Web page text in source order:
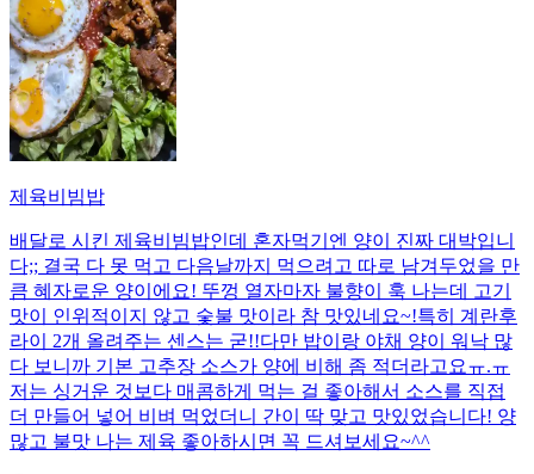
제육비빔밥
배달로 시킨 제육비빔밥인데 혼자먹기엔 양이 진짜 대박입니
다;; 결국 다 못 먹고 다음날까지 먹으려고 따로 남겨두었을 만
큼 혜자로운 양이에요! 뚜껑 열자마자 불향이 훅 나는데 고기
맛이 인위적이지 않고 숯불 맛이라 참 맛있네요~!특히 계란후
라이 2개 올려주는 센스는 굳!! ​다만 밥이랑 야채 양이 워낙 많
다 보니까 기본 고추장 소스가 양에 비해 좀 적더라고요ㅠ.ㅠ
저는 싱거운 것보다 매콤하게 먹는 걸 좋아해서 소스를 직접
더 만들어 넣어 비벼 먹었더니 간이 딱 맞고 맛있었습니다! 양
많고 불맛 나는 제육 좋아하시면 꼭 드셔보세요~^^